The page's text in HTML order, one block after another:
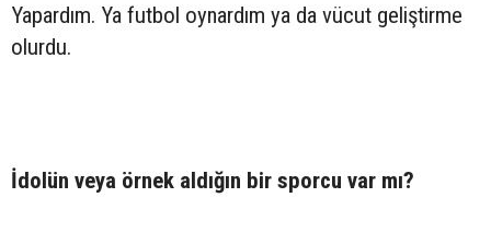
Yapardım. Ya futbol oynardım ya da vücut geliştirme
olurdu.
İdolün veya örnek aldığın bir sporcu var mı?